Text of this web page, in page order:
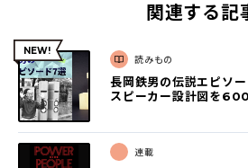
関連する記
読みもの
長岡鉄男の伝説エピソ
スピーカー設計図を
連載